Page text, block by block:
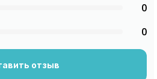
0
0
отзыв